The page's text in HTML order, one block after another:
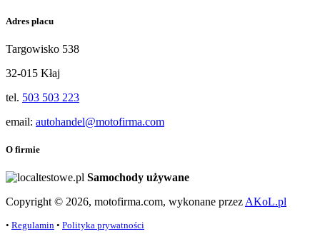
Adres placu
Targowisko 538
32-015 Kłaj
tel. 503 503 223
email: autohandel@motofirma.com
O firmie
Samochody używane
Copyright © 2026, motofirma.com, wykonane przezAKoL.pl
• Regulamin • Polityka prywatności